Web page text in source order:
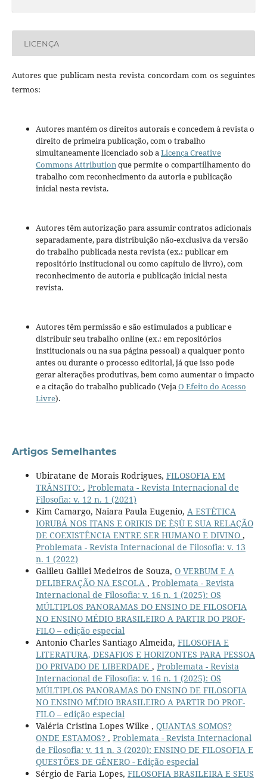
LICENÇA
Autores que publicam nesta revista concordam com os seguintes
termos:
Autores mantém os direitos autorais e concedem à revista o
direito de primeira publicação, com o trabalho
simultaneamente licenciado sob aLicença Creative
Commons Attributionque permite o compartilhamento do
trabalho com reconhecimento da autoria e publicação
inicial nesta revista.
Autores têm autorização para assumir contratos adicionais
separadamente, para distribuição não-exclusiva da versão
do trabalho publicada nesta revista (ex.: publicar em
repositório institucional ou como capítulo de livro), com
reconhecimento de autoria e publicação inicial nesta
revista.
Autores têm permissão e são estimulados a publicar e
distribuir seu trabalho online (ex.: em repositórios
institucionais ou na sua página pessoal) a qualquer ponto
antes ou durante o processo editorial, já que isso pode
gerar alterações produtivas, bem como aumentar o impacto
e a citação do trabalho publicado (VejaO Efeito do Acesso
Livre).
Artigos Semelhantes
Ubiratane de Morais Rodrigues, FILOSOFIA EM
TRÂNSITO: , Problemata - Revista Internacional de
Filosofia: v. 12 n. 1 (2021)
Kim Camargo, Naiara Paula Eugenio, A ESTÉTICA
IORUBÁ NOS ITANS E ORIKIS DE ÈṢÙ E SUA RELAÇÃO
DE COEXISTÊNCIA ENTRE SER HUMANO E DIVINO ,
Problemata - Revista Internacional de Filosofia: v. 13
n. 1 (2022)
Galileu Galilei Medeiros de Souza, O VERBUM E A
DELIBERAÇÃO NA ESCOLA , Problemata - Revista
Internacional de Filosofia: v. 16 n. 1 (2025): OS
MÚLTIPLOS PANORAMAS DO ENSINO DE FILOSOFIA
NO ENSINO MÉDIO BRASILEIRO A PARTIR DO PROF-
FILO – edição especial
Antonio Charles Santiago Almeida, FILOSOFIA E
LITERATURA, DESAFIOS E HORIZONTES PARA PESSOA
DO PRIVADO DE LIBERDADE , Problemata - Revista
Internacional de Filosofia: v. 16 n. 1 (2025): OS
MÚLTIPLOS PANORAMAS DO ENSINO DE FILOSOFIA
NO ENSINO MÉDIO BRASILEIRO A PARTIR DO PROF-
FILO – edição especial
Valéria Cristina Lopes Wilke , QUANTAS SOMOS?
ONDE ESTAMOS? , Problemata - Revista Internacional
de Filosofia: v. 11 n. 3 (2020): ENSINO DE FILOSOFIA E
QUESTÕES DE GÊNERO - Edição especial
Sérgio de Faria Lopes, FILOSOFIA BRASILEIRA E SEUS